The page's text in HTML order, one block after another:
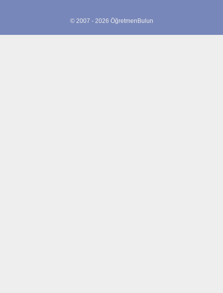
© 2007 - 2026 ÖğretmenBulun